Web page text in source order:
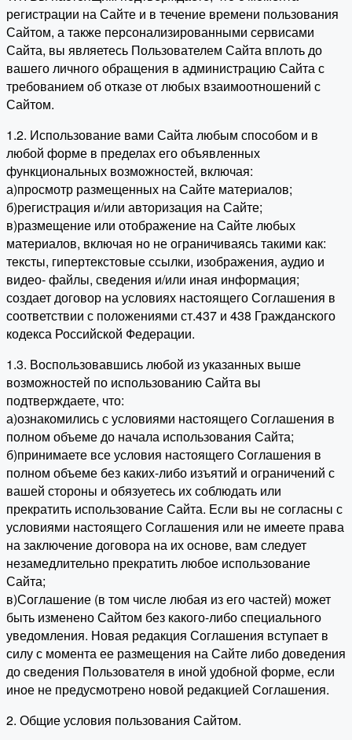
регистрации на Сайте и в течение времени пользования
Сайтом, а также персонализированными сервисами
Сайта, вы являетесь Пользователем Сайта вплоть до
вашего личного обращения в администрацию Сайта с
требованием об отказе от любых взаимоотношений с
Сайтом.
1.2. Использование вами Сайта любым способом и в
любой форме в пределах его объявленных
функциональных возможностей, включая:
а)просмотр размещенных на Сайте материалов;
б)регистрация и/или авторизация на Сайте;
в)размещение или отображение на Сайте любых
материалов, включая но не ограничиваясь такими как:
тексты, гипертекстовые ссылки, изображения, аудио и
видео- файлы, сведения и/или иная информация;
создает договор на условиях настоящего Соглашения в
соответствии с положениями ст.437 и 438 Гражданского
кодекса Российской Федерации.
1.3. Воспользовавшись любой из указанных выше
возможностей по использованию Сайта вы
подтверждаете, что:
а)ознакомились с условиями настоящего Соглашения в
полном объеме до начала использования Сайта;
б)принимаете все условия настоящего Соглашения в
полном объеме без каких-либо изъятий и ограничений с
вашей стороны и обязуетесь их соблюдать или
прекратить использование Сайта. Если вы не согласны с
условиями настоящего Соглашения или не имеете права
на заключение договора на их основе, вам следует
незамедлительно прекратить любое использование
Сайта;
в)Соглашение (в том числе любая из его частей) может
быть изменено Сайтом без какого-либо специального
уведомления. Новая редакция Соглашения вступает в
силу с момента ее размещения на Сайте либо доведения
до сведения Пользователя в иной удобной форме, если
иное не предусмотрено новой редакцией Соглашения.
2. Общие условия пользования Сайтом.